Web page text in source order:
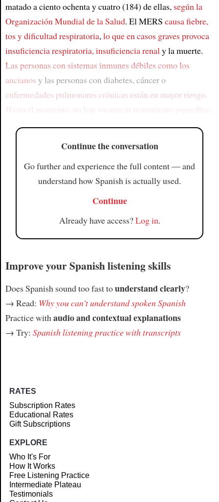
matado a ciento ochenta y cuatro (184) de ellas, según la
Organización Mundial de la Salud. El MERS causa fiebre,
tos y dificultad respiratoria,lo que en casos graves provoca
insuficiencia respiratoria, insuficiencia renaly la muerte.
Las personas con sistemas inmunes débiles como los
ancianos y las personas con diabetes, cáncer o
enfermedades pulmonares crónicas están en mayor riesgo.
Hasta el momento, no hay vacuna ni tratamiento específico
Continue the conversation
Go further and experience the full content — and
understand how Spanish is actually used.
Continue
Already have access?Log in.
Improve your Spanish listening skills
Does Spanish sound too fast tounderstand clearly?
→ Read: Why you can't understand spoken Spanish
Practice with audio and contextual explanations
→ Try: Spanish listening practice with transcripts
RATES
Subscription Rates
Educational Rates
Gift Subscriptions
EXPLORE
Who It's For
How It Works
Free Listening Practice
Intermediate Plateau
Testimonials